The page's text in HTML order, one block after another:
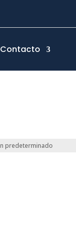
Contacto